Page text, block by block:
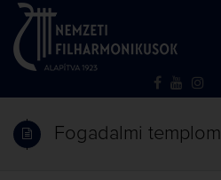
Fogadalmi templom